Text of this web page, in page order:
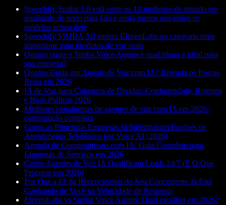
Speechify Simba 3.0 está entre os 10 melhores do mundo em
qualidade de texto para fala e custa menos que todos os
modelos acima dele
Speechify SIMBA 3.0 supera ElevenLabs na categoria mais
importante para produtos de voz reais
Quanto custa o Simba Voice Agents e qual plano é ideal para
sua empresa?
Quanto Custa um Agente de Voz com IA? Entenda os Preços
Reais em 2026
IA de Voz para Cobrança de Dívidas: Conformidade, Roteiros
e Boas Práticas 2026
Melhores plataformas de agentes de voz com IA em 2026:
comparação completa
Como as Principais Empresas Já Substituíram Equipes de
Atendimento Telefônico por Voice AI (2026)
Agenda de Compromissos com IA: Guia Completo para
Empresas de Serviços em 2026
Como Agentes de Voz IA Qualificam Leads 24/7 (E O Que
Procurar em 2026)
Por Que a IA da Recepcionista do Seu Concorrente Já Está
Ganhando de Você na Velocidade de Resposta
ElevenLabs vs Simba Voice Agents: Qual escolher em 2026?